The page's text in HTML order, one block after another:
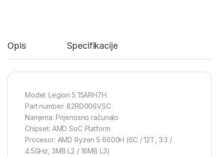
Opis Specifikacije
Model: Legion 5 15ARH7H
Part number: 82RD006VSC
Namjena: Prijenosno računalo
Chipset: AMD SoC Platform
Procesor: AMD Ryzen 5 6600H (6C / 12T, 3.3 /
4.5GHz, 3MB L2 / 16MB L3)